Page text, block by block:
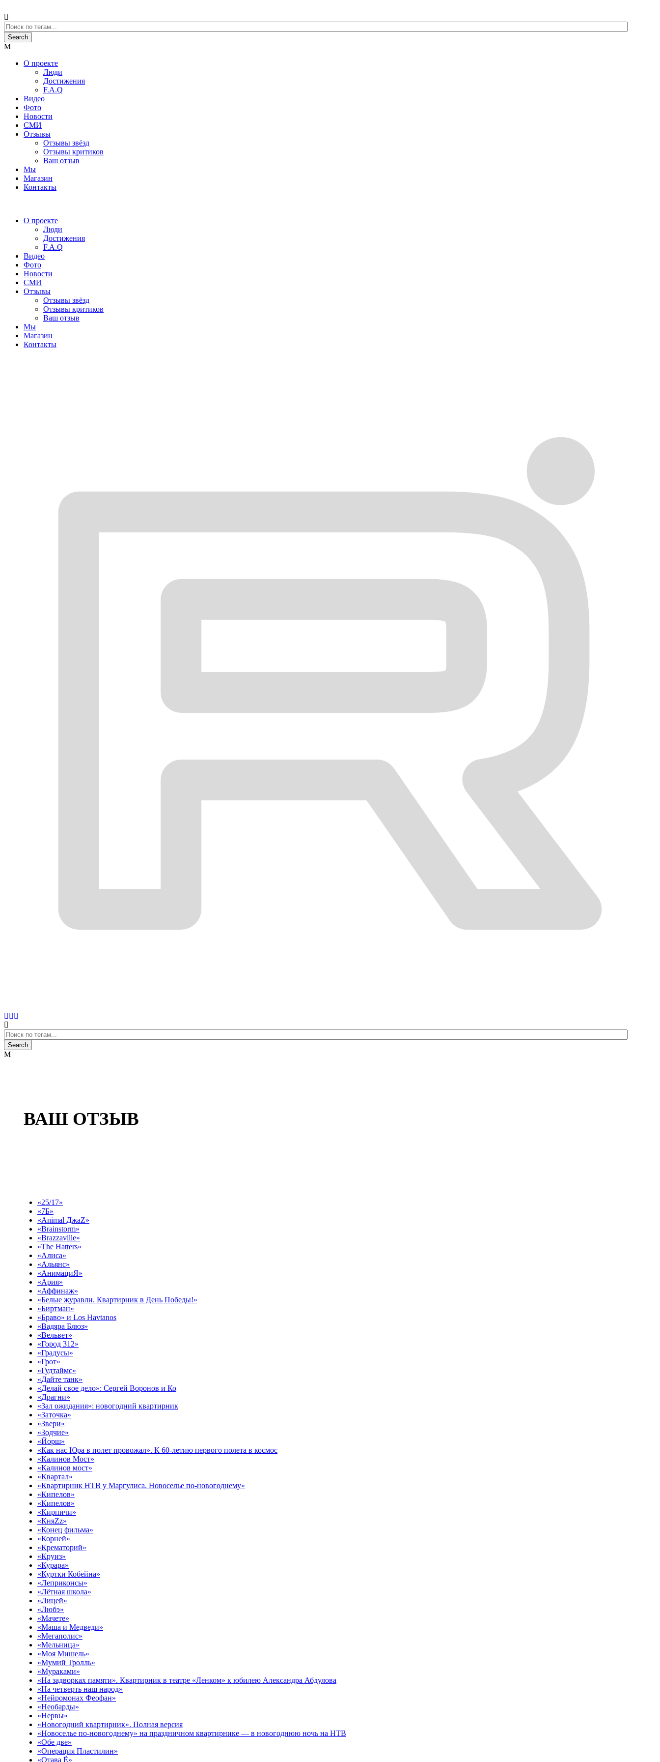
О проекте
Люди
Достижения
F.A.Q
Видео
Фото
Новости
СМИ
Отзывы
Отзывы звёзд
Отзывы критиков
Ваш отзыв
Мы
Магазин
Контакты
О проекте
Люди
Достижения
F.A.Q
Видео
Фото
Новости
СМИ
Отзывы
Отзывы звёзд
Отзывы критиков
Ваш отзыв
Мы
Магазин
Контакты
ВАШ ОТЗЫВ
«25/17»
«7Б»
«Animal ДжаZ»
«Brainstorm»
«Brazzaville»
«The Hatters»
«Алиса»
«Альянс»
«АнимациЯ»
«Ария»
«Аффинаж»
«Белые журавли. Квартирник в День Победы!»
«Биртман»
«Браво» и Los Havtanos
«Вадяра Блюз»
«Вельвет»
«Город 312»
«Градусы»
«Грот»
«Гудтаймс»
«Дайте танк»
«Делай свое дело»: Сергей Воронов и Ко
«Драгни»
«Зал ожидания»: новогодний квартирник
«Заточка»
«Звери»
«Зодчие»
«Йорш»
«Как нас Юра в полет провожал». К 60-летию первого полета в космос
«Калинов Мост»
«Калинов мост»
«Квартал»
«Квартирник НТВ у Маргулиса. Новоселье по-новогоднему»
«Кипелов»
«Кипелов»
«Кирпичи»
«КняZz»
«Конец фильма»
«Корней»
«Крематорий»
«Круиз»
«Курара»
«Куртки Кобейна»
«Леприконсы»
«Лётная школа»
«Лицей»
«Любэ»
«Мачете»
«Маша и Медведи»
«Мегаполис»
«Мельница»
«Моя Мишель»
«Мумий Тролль»
«Мураками»
«На задворках памяти». Квартирник в театре «Ленком» к юбилею Александра Абдулова
«На четверть наш народ»
«Нейромонах Феофан»
«Необарды»
«Нервы»
«Новогодний квартирник». Полная версия
«Новоселье по-новогоднему» на праздничном квартирнике — в новогоднюю ночь на НТВ
«Обе две»
«Операция Пластилин»
«Отава Ё»